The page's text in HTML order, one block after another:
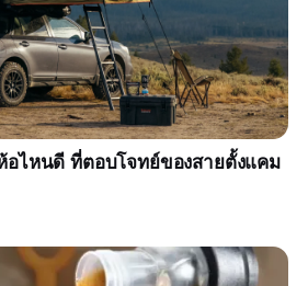
อไหนดี ที่ตอบโจทย์ของสายตั้งแคม